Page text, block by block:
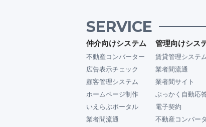
SERVICE
仲介向けシステム
不動産コンバーター
広告表示チェック
顧客管理システム
ホームページ制作
いえらぶポータル
業者間流通
管理向けシス
賃貸管理システム
業者間流通
業者間サイト
ぶっかく自動応
電子契約
不動産コンバー